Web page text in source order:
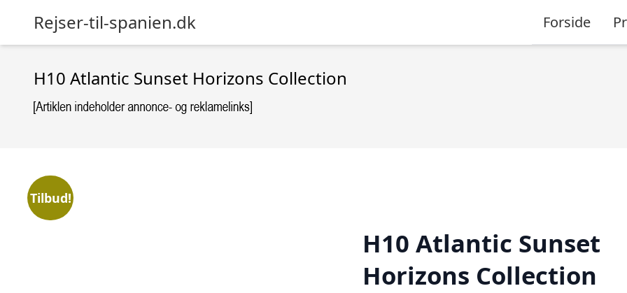
Rejser-til-spanien.dk Forside
H10 Atlantic Sunset Horizons Collection
Tilbud!
H10 Atlantic Sunset
Horizons Collection